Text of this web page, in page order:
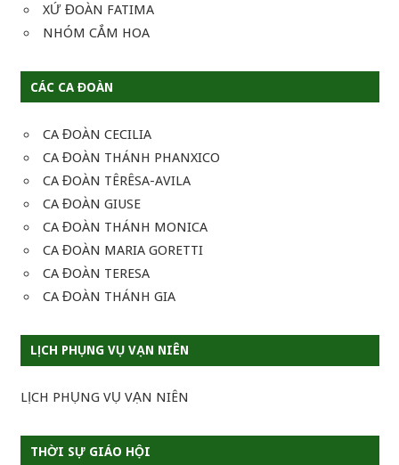
XỨ ĐOÀN FATIMA
NHÓM CẮM HOA
CÁC CA ĐOÀN
CA ĐOÀN CECILIA
CA ĐOÀN THÁNH PHANXICO
CA ĐOÀN TÊRÊSA-AVILA
CA ĐOÀN GIUSE
CA ĐOÀN THÁNH MONICA
CA ĐOÀN MARIA GORETTI
CA ĐOÀN TERESA
CA ĐOÀN THÁNH GIA
LỊCH PHỤNG VỤ VẠN NIÊN
LỊCH PHỤNG VỤ VẠN NIÊN
THỜI SỰ GIÁO HỘI